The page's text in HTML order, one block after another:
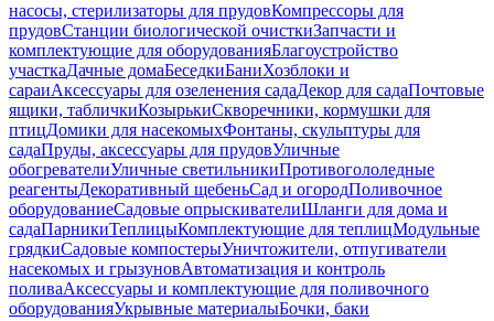
насосы, стерилизаторы для прудовКомпрессоры для
прудовСтанции биологической очисткиЗапчасти и
комплектующие для оборудованияБлагоустройство
участкаДачные домаБеседкиБаниХозблоки и
сараиАксессуары для озеленения садаДекор для садаПочтовые
ящики, табличкиКозырькиСкворечники, кормушки для
птицДомики для насекомыхФонтаны, скульптуры для
садаПруды, аксессуары для прудовУличные
обогревателиУличные светильникиПротивогололедные
реагентыДекоративный щебеньСад и огородПоливочное
оборудованиеСадовые опрыскивателиШланги для дома и
садаПарникиТеплицыКомплектующие для теплицМодульные
грядкиСадовые компостерыУничтожители, отпугиватели
насекомых и грызуновАвтоматизация и контроль
поливаАксессуары и комплектующие для поливочного
оборудованияУкрывные материалыБочки, баки